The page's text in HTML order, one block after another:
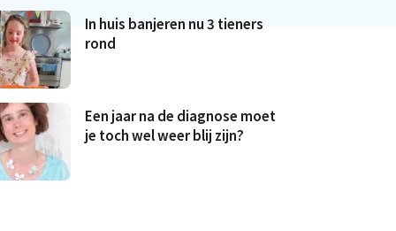
In huis banjeren nu 3 tieners
rond
Een jaar na de diagnose moet
je toch wel weer blij zijn?